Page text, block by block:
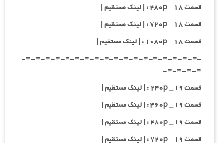
قسمت ۱۸ _ ۴۸۰p : | لینک مستقیم |
قسمت ۱۸ _ ۷۲۰p : | لینک مستقیم |
قسمت ۱۸ _ ۱۰۸۰p : | لینک مستقیم |
-=-=-=-=-=-=-=-=-=-=-=-=-=-=-=-=-=-=-
=-=-=-=-
قسمت ۱۹ _ ۲۴۰p : | لینک مستقیم |
قسمت ۱۹ _ ۳۶۰p : | لینک مستقیم |
قسمت ۱۹ _ ۴۸۰p : | لینک مستقیم |
قسمت ۱۹ _ ۷۲۰p : | لینک مستقیم |